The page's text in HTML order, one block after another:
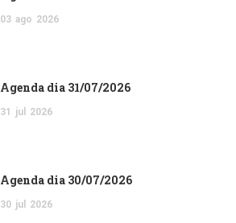
03 ago 2026
Agenda dia 31/07/2026
31 jul 2026
Agenda dia 30/07/2026
30 jul 2026